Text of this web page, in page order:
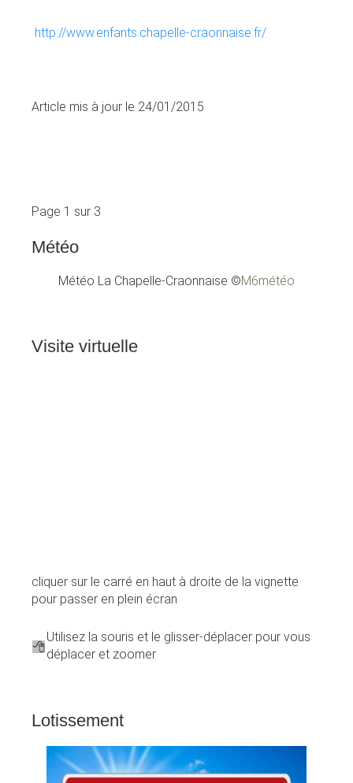
http://www.enfants.chapelle-craonnaise.fr/
Article mis à jour le 24/01/2015
Page 1 sur 3
Météo
Météo La Chapelle-Craonnaise ©M6météo
Visite virtuelle
cliquer sur le carré en haut à droite de la vignette
pour passer en plein écran
Utilisez la souris et le glisser-déplacer pour vous
déplacer et zoomer
Lotissement